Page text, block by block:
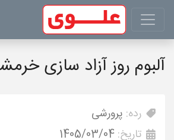
آلبوم روز آزاد سازی
رده: پرورشی
تاریخ: 1405/03/04